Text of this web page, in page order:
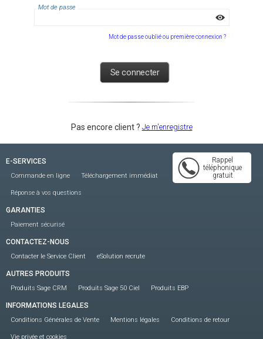
Mot de passe
Pas encore client ? Je m'enregistre
Rappel
téléphonique
gratuit
E-SERVICES
Commande en ligne Téléchargement immédiat
Réponse à vos questions
GARANTIES
Paiement sécurisé
CONTACTEZ-NOUS
Contacter le Service Client eSolution recrute
AUTRES PRODUITS
Produits Sage CRM Produits Sage 50 Ciel Produits EBP
INFORMATIONS LEGALES
Conditions Générales de Vente Mentions légales Conditions de retour
Vie privée et cookies